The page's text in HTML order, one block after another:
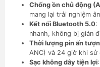
Chống ồn chủ động
mang lại trải nghiệm
Kết nối Bluetooth 5.0:
nhanh, không bị gián
Thời lượng pin ấn
ANC) và 24 giờ khi sử
Sạc không dây tiện lợi